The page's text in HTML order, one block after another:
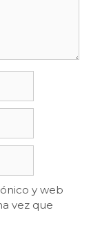
y web
vez que